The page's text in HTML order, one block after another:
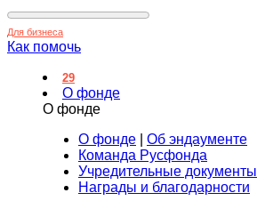
Для бизнеса
Как помочь
29
О фонде
О фонде
О фонде
Об эндаументе
Команда Русфонда
Учредительные документы
Награды и благодарности